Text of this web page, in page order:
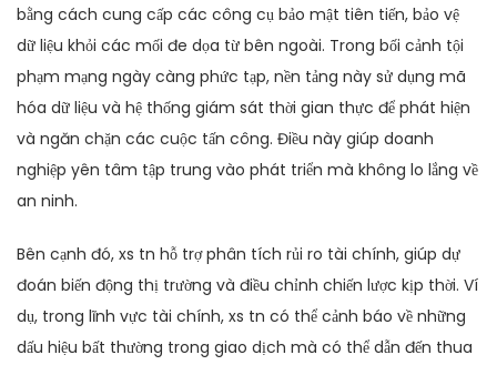
bằng cách cung cấp các công cụ bảo mật tiên tiến, bảo vệ
dữ liệu khỏi các mối đe dọa từ bên ngoài. Trong bối cảnh tội
phạm mạng ngày càng phức tạp, nền tảng này sử dụng mã
hóa dữ liệu và hệ thống giám sát thời gian thực để phát hiện
và ngăn chặn các cuộc tấn công. Điều này giúp doanh
nghiệp yên tâm tập trung vào phát triển mà không lo lắng về
an ninh.
Bên cạnh đó, xs tn hỗ trợ phân tích rủi ro tài chính, giúp dự
đoán biến động thị trường và điều chỉnh chiến lược kịp thời. Ví
dụ, trong lĩnh vực tài chính, xs tn có thể cảnh báo về những
dấu hiệu bất thường trong giao dịch mà có thể dẫn đến thua